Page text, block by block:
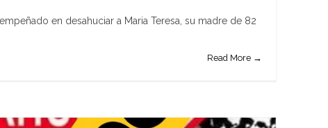
en desahuciar a Maria Teresa, su madre de 82
Read More →